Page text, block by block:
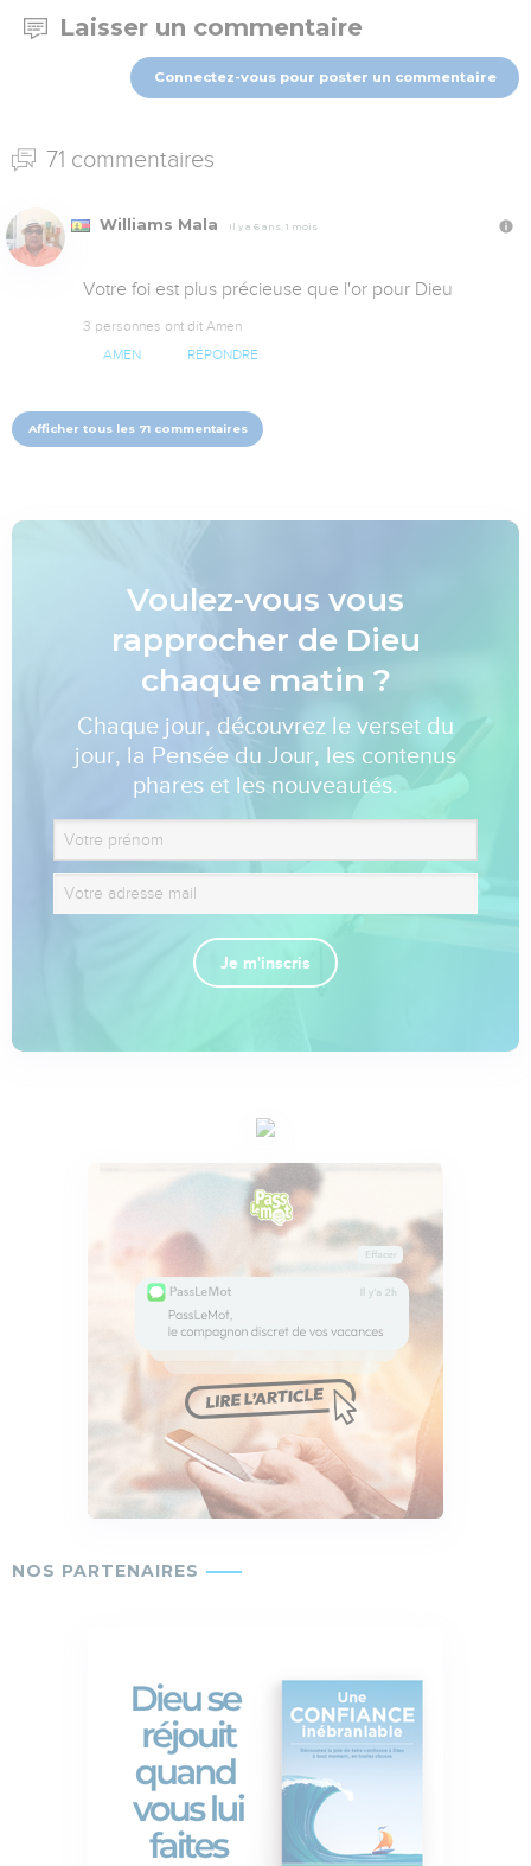
Laisser un commentaire
Connectez-vous pour poster un commentaire
71 commentaires
Williams Mala Il y a 6 ans, 1 mois
Votre foi est plus précieuse que l'or pour Dieu
3 personnes ont dit Amen
AMEN RÉPONDRE
Afficher tous les 71 commentaires
Voulez-vous vous
rapprocher de Dieu
chaque matin ?
Chaque jour, découvrez le verset du
jour, la Pensée du Jour, les contenus
phares et les nouveautés.
Je m'inscris